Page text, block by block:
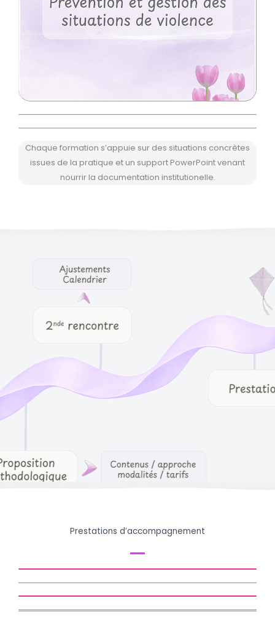
Chaque formation s’appuie sur des situations concrètes
issues de la pratique et un support PowerPoint venant
nourrir la documentation institutionelle.
Prestations d’accompagnement